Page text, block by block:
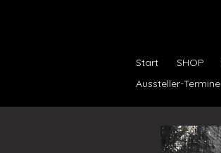
Start SHOP
Aussteller-Termine